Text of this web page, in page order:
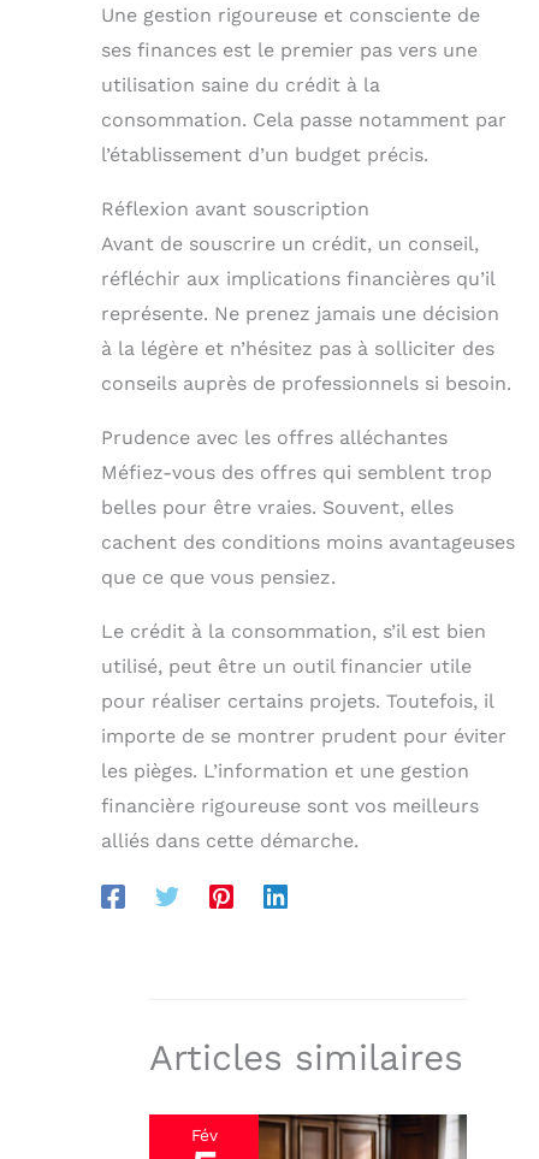
Une gestion rigoureuse et consciente de
ses finances est le premier pas vers une
utilisation saine du crédit à la
consommation. Cela passe notamment par
l’établissement d’un budget précis.
Réflexion avant souscription
Avant de souscrire un crédit, un conseil,
réfléchir aux implications financières qu’il
représente. Ne prenez jamais une décision
à la légère et n’hésitez pas à solliciter des
conseils auprès de professionnels si besoin.
Prudence avec les offres alléchantes
Méfiez-vous des offres qui semblent trop
belles pour être vraies. Souvent, elles
cachent des conditions moins avantageuses
que ce que vous pensiez.
Le crédit à la consommation, s’il est bien
utilisé, peut être un outil financier utile
pour réaliser certains projets. Toutefois, il
importe de se montrer prudent pour éviter
les pièges. L’information et une gestion
financière rigoureuse sont vos meilleurs
alliés dans cette démarche.
Articles similaires
Fév